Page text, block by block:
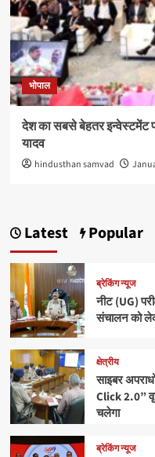
भोपाल
देश का सबसे बेहतर इन्वेस्टमेंट
यादव
hindusthan samvad
Latest Popular
ब्रेकिंग न्यूज
नीट (UG)
संचालन को
क्षेत्रीय
साइबर
Click 2.0”
चलेगा
ब्रेकिंग न्यूज